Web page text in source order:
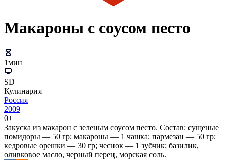
Макароны с соусом песто
1мин
SD
Кулинария
Россия
2009
0+
Закуска из макарон с зеленым соусом песто. Состав: сущеные
помидоры — 50 гр; макароны — 1 чашка; пармезан — 50 гр;
кедровые орешки — 30 гр; чеснок — 1 зубчик; базилик,
оливковое масло, черный перец, морская соль.